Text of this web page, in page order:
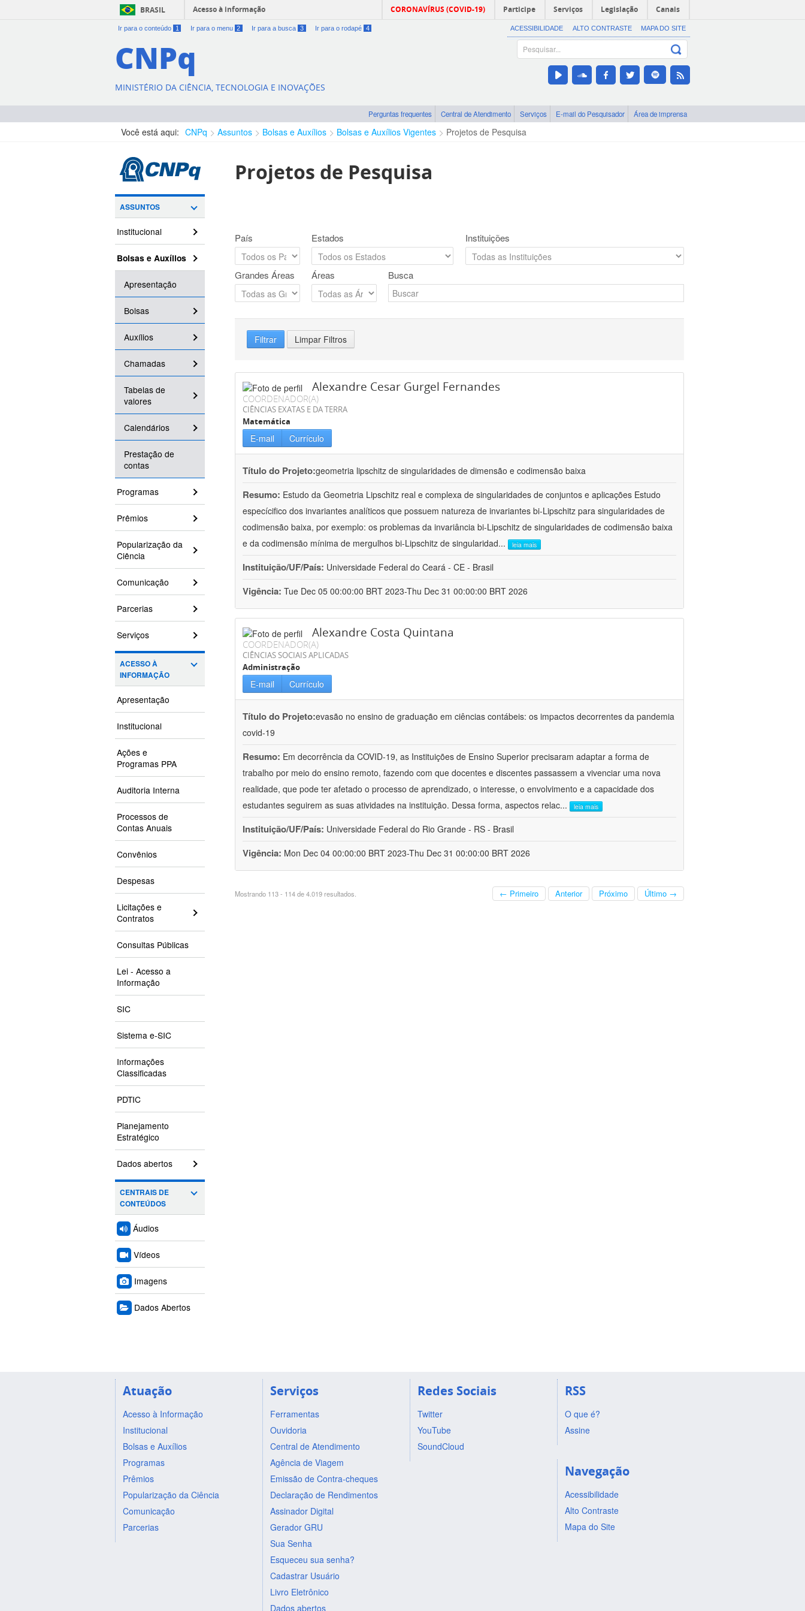
BRASIL Acesso à informação CORONAVÍRUS (COVID-19) Participe Serviços Legislação Canais
Ir para o conteúdo 1 Ir para o menu 2 Ir para a busca 3 Ir para o rodapé 4 ACESSIBILIDADE ALTO CONTRASTE MAPA DO SITE
CNPq
MINISTÉRIO DA CIÊNCIA, TECNOLOGIA E INOVAÇÕES
Perguntas frequentes Central de Atendimento Serviços E-mail do Pesquisador Área de imprensa
Você está aqui: CNPq Assuntos Bolsas e Auxílios Bolsas e Auxílios Vigentes Projetos de Pesquisa
ASSUNTOS
Institucional
Bolsas e Auxílios
Apresentação
Bolsas
Auxílios
Chamadas
Tabelas de
valores
Calendários
Prestação de
contas
Programas
Prêmios
Popularização da
Ciência
Comunicação
Parcerias
Serviços
ACESSO À
INFORMAÇÃO
Apresentação
Institucional
Ações e
Programas PPA
Auditoria Interna
Processos de
Contas Anuais
Convênios
Despesas
Licitações e
Contratos
Consultas Públicas
Lei - Acesso a
Informação
SIC
Sistema e-SIC
Informações
Classificadas
PDTIC
Planejamento
Estratégico
Dados abertos
CENTRAIS DE
CONTEÚDOS
Áudios
Vídeos
Imagens
Dados Abertos
Projetos de Pesquisa
País Estados Instituições
Grandes Áreas Áreas Busca
Filtrar Limpar Filtros
Alexandre Cesar Gurgel Fernandes
COORDENADOR(A)
CIÊNCIAS EXATAS E DA TERRA
Matemática
E-mail Currículo
Título do Projeto:geometria lipschitz de singularidades de dimensão e codimensão baixa
Resumo: Estudo da Geometria Lipschitz real e complexa de singularidades de conjuntos e aplicações Estudo
especícifico dos invariantes analíticos que possuem natureza de invariantes bi-Lipschitz para singularidades de
codimensão baixa, por exemplo: os problemas da invariância bi-Lipschitz de singularidades de codimensão baixa
e da codimensão mínima de mergulhos bi-Lipschitz de singularidad... leia mais
Instituição/UF/País: Universidade Federal do Ceará - CE - Brasil
Vigência: Tue Dec 05 00:00:00 BRT 2023-Thu Dec 31 00:00:00 BRT 2026
Alexandre Costa Quintana
COORDENADOR(A)
CIÊNCIAS SOCIAIS APLICADAS
Administração
E-mail Currículo
Título do Projeto:evasão no ensino de graduação em ciências contábeis: os impactos decorrentes da pandemia
covid-19
Resumo: Em decorrência da COVID-19, as Instituições de Ensino Superior precisaram adaptar a forma de
trabalho por meio do ensino remoto, fazendo com que docentes e discentes passassem a vivenciar uma nova
realidade, que pode ter afetado o processo de aprendizado, o interesse, o envolvimento e a capacidade dos
estudantes seguirem as suas atividades na instituição. Dessa forma, aspectos relac... leia mais
Instituição/UF/País: Universidade Federal do Rio Grande - RS - Brasil
Vigência: Mon Dec 04 00:00:00 BRT 2023-Thu Dec 31 00:00:00 BRT 2026
Mostrando 113 - 114 de 4.019 resultados. ← Primeiro Anterior Próximo Último →
Atuação
Acesso à Informação
Institucional
Bolsas e Auxílios
Programas
Prêmios
Popularização da Ciência
Comunicação
Parcerias
Serviços
Ferramentas
Ouvidoria
Central de Atendimento
Agência de Viagem
Emissão de Contra-cheques
Declaração de Rendimentos
Assinador Digital
Gerador GRU
Sua Senha
Esqueceu sua senha?
Cadastrar Usuário
Livro Eletrônico
Dados abertos
Redes Sociais
Twitter
YouTube
SoundCloud
RSS
O que é?
Assine
Navegação
Acessibilidade
Alto Contraste
Mapa do Site